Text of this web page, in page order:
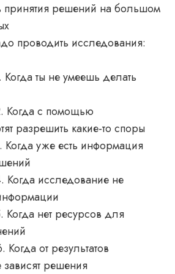
решений на большом
проводить исследования:
ты не умеешь делать
Когда с помощью
разрешить какие-то споры
Когда уже есть информация
Когда исследование не
Когда нет ресурсов для
от результатов
решения